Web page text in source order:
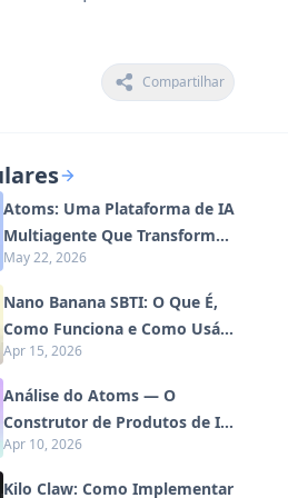
Compartilhar
Atoms: Uma Plataforma de IA
Multiagente Que Transforma
Ideias em Produtos Prontos
May 22, 2026
Nano Banana SBTI: O Que É,
Como Funciona e Como Usá-
lo em 2026
Apr 15, 2026
Análise do Atoms — O
Construtor de Produtos de IA
Redefinindo a Criação Digital
Apr 10, 2026
Kilo Claw: Como Implementar